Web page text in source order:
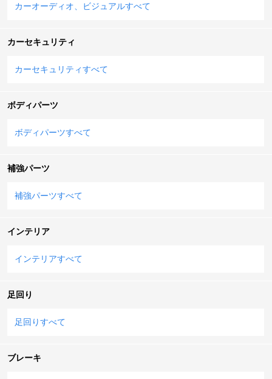
カーオーディオ、ビジュアルすべて
カーセキュリティ
カーセキュリティすべて
ボディパーツ
ボディパーツすべて
補強パーツ
補強パーツすべて
インテリア
インテリアすべて
足回り
足回りすべて
ブレーキ